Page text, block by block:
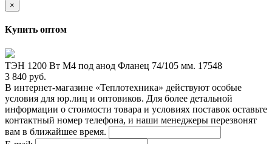
×
Купить оптом
ТЭН 1200 Вт М4 под анод Фланец 74/105 мм. 17548
3 840 руб.
В интернет-магазине «Теплотехника» действуют особые
условия для юр.лиц и оптовиков. Для более детальной
информации о стоимости товара и условиях поставок оставьте
контактный номер телефона, и наши менеджеры перезвонят
вам в ближайшее время.